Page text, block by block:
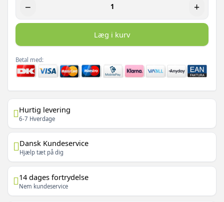
− +
Læg i kurv
Betal med:
Hurtig levering
6-7 Hverdage
Dansk Kundeservice
Hjælp tæt på dig
14 dages fortrydelse
Nem kundeservice